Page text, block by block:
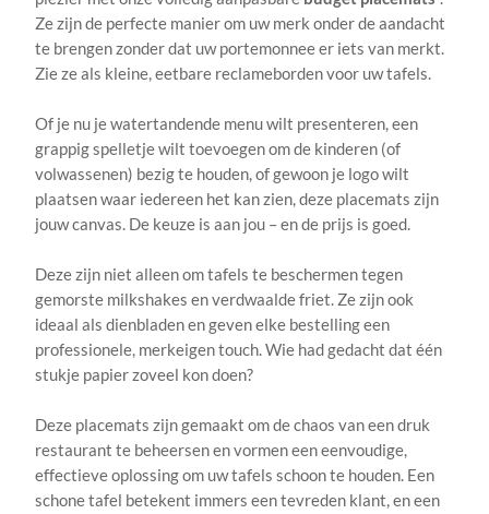
Ze zijn de perfecte manier om uw merk onder de aandacht
te brengen zonder dat uw portemonnee er iets van merkt.
Zie ze als kleine, eetbare reclameborden voor uw tafels.
Of je nu je watertandende menu wilt presenteren, een
grappig spelletje wilt toevoegen om de kinderen (of
volwassenen) bezig te houden, of gewoon je logo wilt
plaatsen waar iedereen het kan zien, deze placemats zijn
jouw canvas. De keuze is aan jou – en de prijs is goed.
Deze zijn niet alleen om tafels te beschermen tegen
gemorste milkshakes en verdwaalde friet. Ze zijn ook
ideaal als dienbladen en geven elke bestelling een
professionele, merkeigen touch. Wie had gedacht dat één
stukje papier zoveel kon doen?
Deze placemats zijn gemaakt om de chaos van een druk
restaurant te beheersen en vormen een eenvoudige,
effectieve oplossing om uw tafels schoon te houden. Een
schone tafel betekent immers een tevreden klant, en een